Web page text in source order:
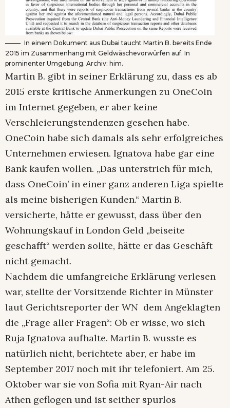
In einem Dokument aus Dubai taucht Martin B. bereits Ende
2015 im Zusammenhang mit Geldwäschevorwürfen auf. In
prominenter Umgebung. Archiv: him.
Martin B. gibt in seiner Erklärung zu, dass es ab
2015 erste kritische Anmerkungen zu OneCoin
im Internet gegeben, er aber keine
Verschleierungstendenzen gesehen habe.
OneCoin habe sich damals als sehr erfolgreiches
Unternehmen erwiesen. Ignatova habe gar eine
Bank kaufen wollen. „Das unterstrich für mich,
dass OneCoin’ in einer ganz anderen Liga spielte
als meine bisherigen Kunden.“ Martin B.
versicherte, hätte er gewusst, dass über den
Wohnungskauf in London Geld „beiseite
geschafft“ werden sollte, hätte er das Geschäft
nicht gemacht.
Nachdem die umfangreiche Erklärung verlesen
war, stellte der Vorsitzende Richter in Münster
laut Gerichtsreporter der WN dem Angeklagten
die „Frage aller Fragen“: Ob er wisse, wo sich
Ruja Ignatova aufhalte. Martin B. wusste es
natürlich nicht, berichtete aber, er habe im
September 2017 noch mit ihr telefoniert. Am 25.
Oktober war sie von Sofia mit Ryan-Air nach
Athen geflogen und ist seither spurlos